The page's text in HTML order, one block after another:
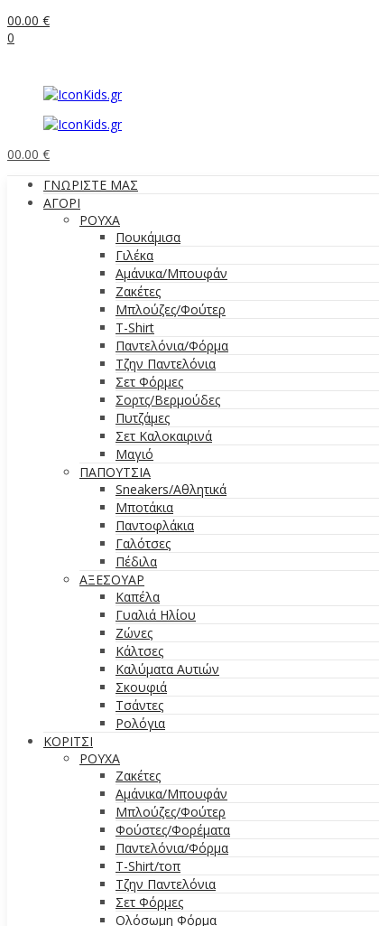
00.00 €
0
00.00 €
ΓΝΩΡΙΣΤΕ ΜΑΣ
ΑΓΟΡΙ
ΡΟΥΧΑ
Πουκάμισα
Γιλέκα
Αμάνικα/Μπουφάν
Ζακέτες
Μπλούζες/Φούτερ
T-Shirt
Παντελόνια/Φόρμα
Τζην Παντελόνια
Σετ Φόρμες
Σορτς/Βερμούδες
Πυτζάμες
Σετ Καλοκαιρινά
Μαγιό
ΠΑΠΟΥΤΣΙΑ
Sneakers/Aθλητικά
Μποτάκια
Παντοφλάκια
Γαλότσες
Πέδιλα
ΑΞΕΣΟΥΑΡ
Καπέλα
Γυαλιά Ηλίου
Ζώνες
Κάλτσες
Καλύματα Αυτιών
Σκουφιά
Τσάντες
Ρολόγια
ΚΟΡΙΤΣΙ
ΡΟΥΧΑ
Ζακέτες
Αμάνικα/Μπουφάν
Μπλούζες/Φούτερ
Φούστες/Φορέματα
Παντελόνια/Φόρμα
T-Shirt/τοπ
Τζην Παντελόνια
Σετ Φόρμες
Ολόσωμη Φόρμα